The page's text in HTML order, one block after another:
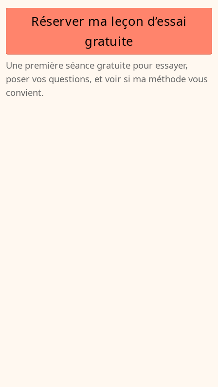
Réserver ma leçon d’essai
gratuite
Une première séance gratuite pour essayer,
poser vos questions, et voir si ma méthode vous
convient.